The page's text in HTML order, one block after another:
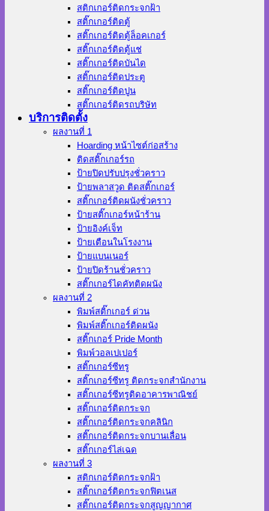
สติกเกอร์ติดกระจกฝ้า
สติ๊กเกอร์ติดตู้
สติ๊กเกอร์ติดตู้ล็อคเกอร์
สติ๊กเกอร์ติดตู้แช่
สติ๊กเกอร์ติดบันได
สติ๊กเกอร์ติดประตู
สติ๊กเกอร์ติดปูน
สติ๊กเกอร์ติดรถบริษัท
บริการติดตั้ง
ผลงานที่ 1
Hoarding หน้าไซต์ก่อสร้าง
ติดสติ๊กเกอร์รถ
ป้ายปิดปรับปรุงชั่วคราว
ป้ายพลาสวูด ติดสติ๊กเกอร์
สติ๊กเกอร์ติดผนังชั่วคราว
ป้ายสติ๊กเกอร์หน้าร้าน
ป้ายอิงค์เจ็ท
ป้ายเตือนในโรงงาน
ป้ายแบนเนอร์
ป้ายปิดร้านชั่วคราว
สติ๊กเกอร์ไดคัทติดผนัง
ผลงานที่ 2
พิมพ์สติ๊กเกอร์ ด่วน
พิมพ์สติ๊กเกอร์ติดผนัง
สติ๊กเกอร์ Pride Month
พิมพ์วอลเปเปอร์
สติ๊กเกอร์ซีทรู
สติ๊กเกอร์ซีทรู ติดกระจกสำนักงาน
สติ๊กเกอร์ซีทรูติดอาคารพาณิชย์
สติ๊กเกอร์ติดกระจก
สติ๊กเกอร์ติดกระจกคลินิก
สติ๊กเกอร์ติดกระจกบานเลื่อน
สติ๊กเกอร์ไล่เฉด
ผลงานที่ 3
สติกเกอร์ติดกระจกฝ้า
สติ๊กเกอร์ติดกระจกฟิตเนส
สติ๊กเกอร์ติดกระจกสูญญากาศ